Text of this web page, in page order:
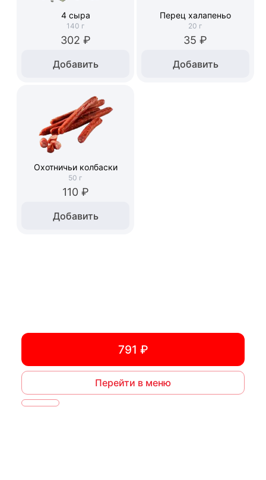
4 сыра
140 г
302 ₽
Добавить
Перец халапеньо
20 г
35 ₽
Добавить
Охотничьи колбаски
50 г
110 ₽
Добавить
791 ₽
Перейти в меню